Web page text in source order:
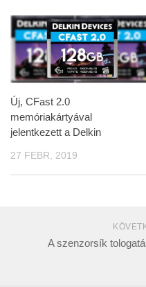
Új, CFast 2.0
memóriakártyával
jelentkezett a Delkin
27 FEBR, 2019
A szenzorsík